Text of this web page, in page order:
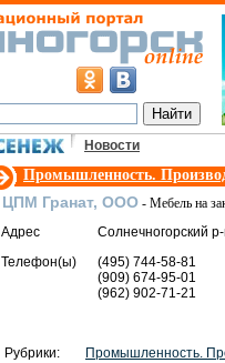
Новости
Промышленность.
ЦПМ Гранат, ООО - Мебель на
Адрес
Солнечногорский
Телефон(ы)
(495) 744-58-81
(909) 674-95-01
(962) 902-71-21
Рубрики: Промышленность.